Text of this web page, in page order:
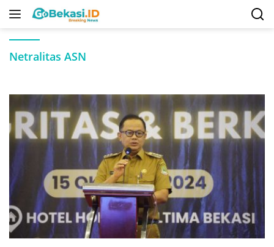
Langsung
Netralitas ASN